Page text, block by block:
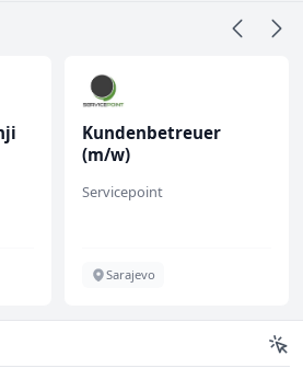
Kundenbetreuer
(m/w)
Servicepoint
Sarajevo